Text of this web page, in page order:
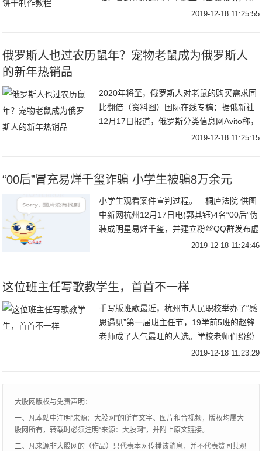
以今天给你们推荐这款饼干小点心，名字也
2019-12-18 11:25:55
俄罗斯人也过农历鼠年？宠物老鼠成为俄罗斯人
的新年热销品
2020年将至，俄罗斯人对老鼠的购买需求同
比翻倍（资料图）国际在线专稿：据俄新社
12月17日报道，俄罗斯分类信息网Avito称，
新年将至，俄罗斯人对象征着2020年的动物
2019-12-18 11:25:15
“00后”冒充易烊千玺诈骗 小学生被骗8万余元
小学生观看案件宣判过程。 桐庐法院 供图
中新网杭州12月17日电(郭其钰)4名“00后”伪
装成明星易烊千玺，并建立粉丝QQ群发布虚
假信息进行诈骗，先后骗取两名小学生8万余
2019-12-18 11:24:46
这位班主任写歌教学生，首首不一样
手写版班歌最近，杭州市人民职校举办了“感
恩遇见”第一届班主任节，19学前5班的赵锋
老师成了人气最旺的人选。学校老师们纷纷
夸他：“他把自己的声乐专长用到带班管班
2019-12-18 11:23:29
大股网版权与免责声明：
一、凡本站中注明“来源：大股网”的所有文字、图片和音视频，版权均属大
股网所有，转载时必须注明“来源：大股网”，并附上原文链接。
二、凡来源非大股网的（作品）只代表本网传播该消息，并不代表赞同其观